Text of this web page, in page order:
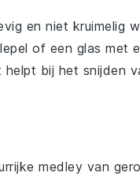
en niet kruimelig
of een glas met
bij het snijden
medley van